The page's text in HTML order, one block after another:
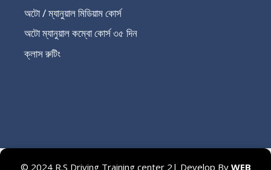
অটো / ম্যানুয়াল মিডিয়াম কোর্স
অটো ম্যানুয়াল কম্বো কোর্স ৩৫ দিন
ক্লাস রুটিং
© 2024 R.S Driving Training center 2| Develop By WEB